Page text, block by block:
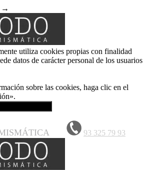
→
utiliza cookies propias con finalidad
datos de carácter personal de los usuarios
sobre las cookies, haga clic en el
93 325 79 93